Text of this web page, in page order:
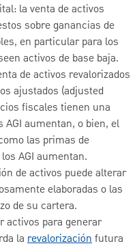
la venta de activos
sobre ganancias de
en particular para los
activos de base baja.
de activos revalorizados
ajustados (adjusted
fiscales tienen una
aumentan, o bien, el
las primas de
AGI aumentan.
de activos puede alterar
elaboradas o las
de su cartera.
activos para generar
la revalorizaciónfutura